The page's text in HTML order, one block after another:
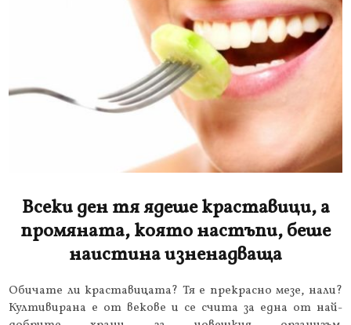
Всеки ден тя ядеше краставици, а
промяната, която настъпи, беше
наистина изненадваща
Обичате ли краставицата? Тя е прекрасно мезе, нали?
Култивирана е от векове и се счита за една от най-